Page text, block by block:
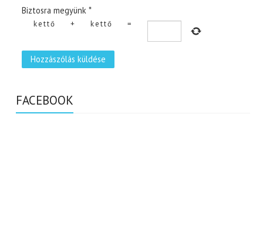
Biztosra megyünk *
kettő + kettő =
FACEBOOK